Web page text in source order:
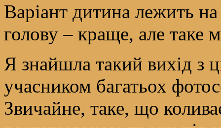
Варіант дитина лежить
голову – краще, але таке
Я знайшла такий вихід з
учасником багатьох
Звичайне, таке, що